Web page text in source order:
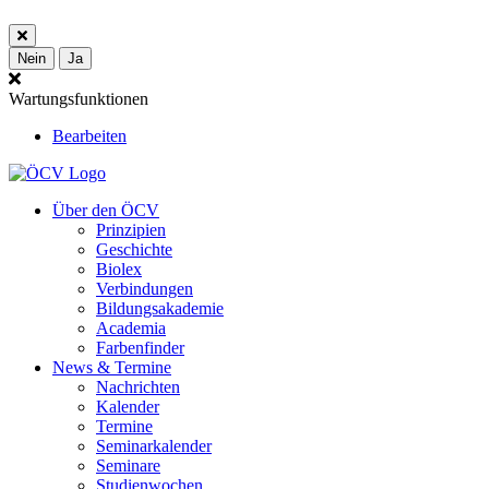
Nein Ja
Wartungsfunktionen
Bearbeiten
Über den ÖCV
Prinzipien
Geschichte
Biolex
Verbindungen
Bildungsakademie
Academia
Farbenfinder
News & Termine
Nachrichten
Kalender
Termine
Seminarkalender
Seminare